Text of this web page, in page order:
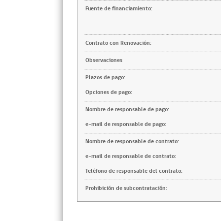
Fuente de financiamiento:
Contrato con Renovación:
Observaciones
Plazos de pago:
Opciones de pago:
Nombre de responsable de pago:
e-mail de responsable de pago:
Nombre de responsable de contrato:
e-mail de responsable de contrato:
Teléfono de responsable del contrato:
Prohibición de subcontratación: